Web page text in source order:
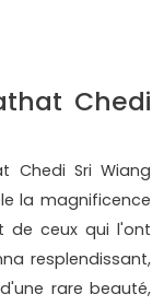
Chedi
Chedi Sri Wiang
la magnificence
de ceux qui l'ont
resplendissant,
rare beauté,